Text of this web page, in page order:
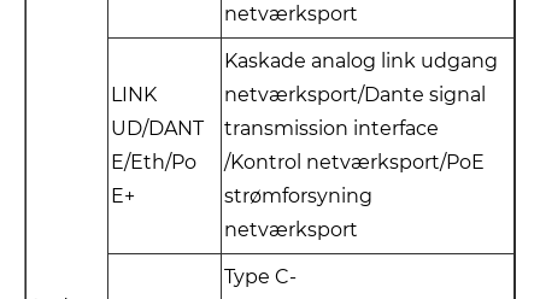
netværksport
LINK
UD/DANT
E/Eth/Po
E+
Kaskade analog link udgang
netværksport/Dante signal
transmission interface
/Kontrol netværksport/PoE
strømforsyning
netværksport
Type C-